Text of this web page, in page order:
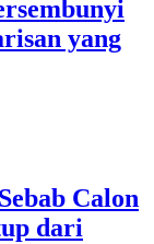
yang
Calon
dari